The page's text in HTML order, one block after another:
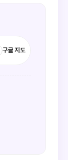
구글 지도